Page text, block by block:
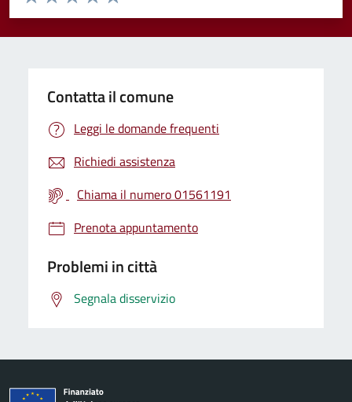
Valuta 5 stelle su 5
Valuta 4 stelle su 5
Valuta 3 stelle su 5
Valuta 2 stelle su 5
Valuta 1 stelle su 5
Contatta il comune
Leggi le domande frequenti
Richiedi assistenza
Chiama il numero 01561191
Prenota appuntamento
Problemi in città
Segnala disservizio